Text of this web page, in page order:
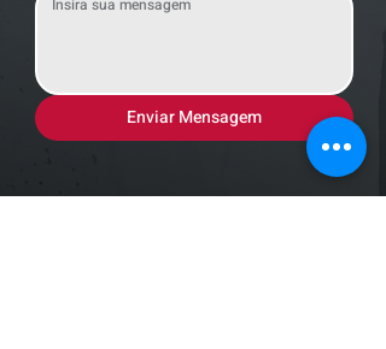
Enviar Mensagem